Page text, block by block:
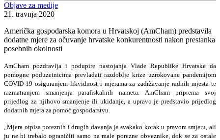
Objave za medije
21. travnja 2020
Američka gospodarska komora u Hrvatskoj (AmCham) predstavila
dodatne mjere za očuvanje hrvatske konkurentnosti nakon prestanka
posebnih okolnosti
AmCham pozdravlja i podupire nastojanja Vlade Republike Hrvatske da
pomogne poduzetnicima prevladati razdoblje krize uzrokovane pandemijom
COVID-19 osiguranjem likvidnost i mjerama za zadržavanje radnih mjesta te
razmatranjem smanjenja parafiskalnih nameta. AmCham priprema svoj
prijedlog za njihovo smanjenje ili ukidanje, a upravo je predstavio prijedlog
dodatnih mjera za pomoć gospodarstvu.
„Mjera otpisa poreznih i drugih davanja je svakako korak u pravom smjeru, ali
ju ne bi trebalo ograničiti samo na male porezne obveznike, dok se za ostale